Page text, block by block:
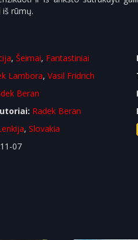
iš rūmų.
,Šeimai, Fantastiniai
Lambora,Vasil Fridrich
Beran
Radek Beran
,Slovakia
07